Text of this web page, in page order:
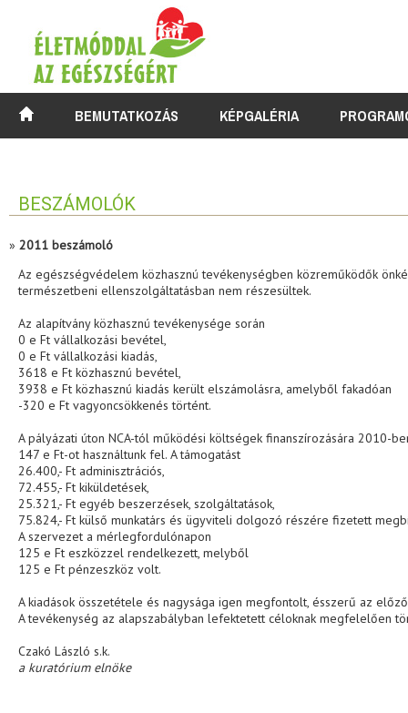
BEMUTATKOZÁS KÉPGALÉRIA
BESZÁMOLÓK
» 2011 beszámoló
Az egészségvédelem közhasznú tevékenységben közreműködők
természetbeni ellenszolgáltatásban nem részesültek.
Az alapítvány közhasznú tevékenysége során
0 e Ft vállalkozási bevétel,
0 e Ft vállalkozási kiadás,
3618 e Ft közhasznú bevétel,
3938 e Ft közhasznú kiadás került elszámolásra, amelyből fakadóan
-320 e Ft vagyoncsökkenés történt.
A pályázati úton NCA-tól működési költségek finanszírozására
147 e Ft-ot használtunk fel. A támogatást
26.400,- Ft adminisztrációs,
72.455,- Ft kiküldetések,
25.321,- Ft egyéb beszerzések, szolgáltatások,
75.824,- Ft külső munkatárs és ügyviteli dolgozó részére fizetett
A szervezet a mérlegfordulónapon
125 e Ft eszközzel rendelkezett, melyből
125 e Ft pénzeszköz volt.
A kiadások összetétele és nagysága igen megfontolt, ésszerű az
A tevékenység az alapszabályban lefektetett céloknak megfelelően
Czakó László s.k.
a kuratórium elnöke